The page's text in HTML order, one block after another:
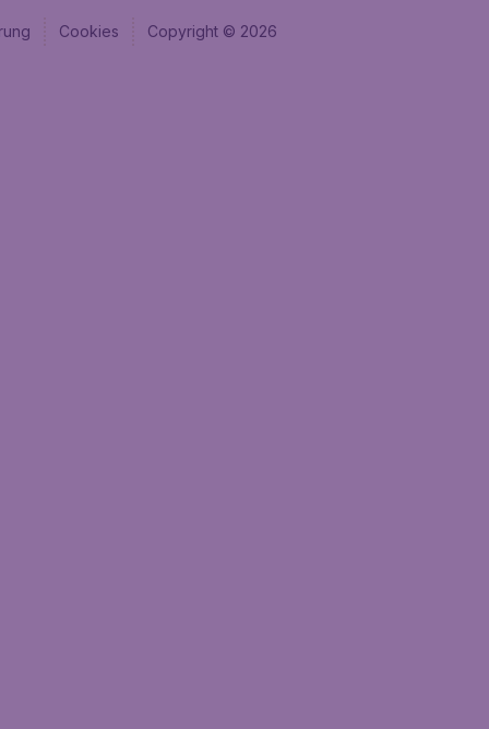
Cookies Copyright © 2026